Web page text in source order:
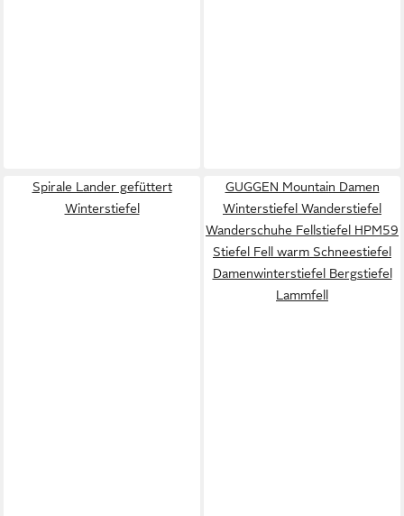
Spirale Lander gefüttert
Winterstiefel
GUGGEN Mountain Damen
Winterstiefel Wanderstiefel
Wanderschuhe Fellstiefel HPM59
Stiefel Fell warm Schneestiefel
Damenwinterstiefel Bergstiefel
Lammfell